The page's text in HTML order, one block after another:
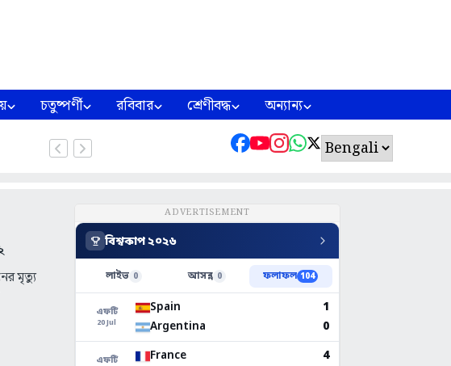
চতুষ্পর্ণী রবিবার শ্রেণীবদ্ধ অন্যান্য
মৃত্যু
ADVERTISEMENT